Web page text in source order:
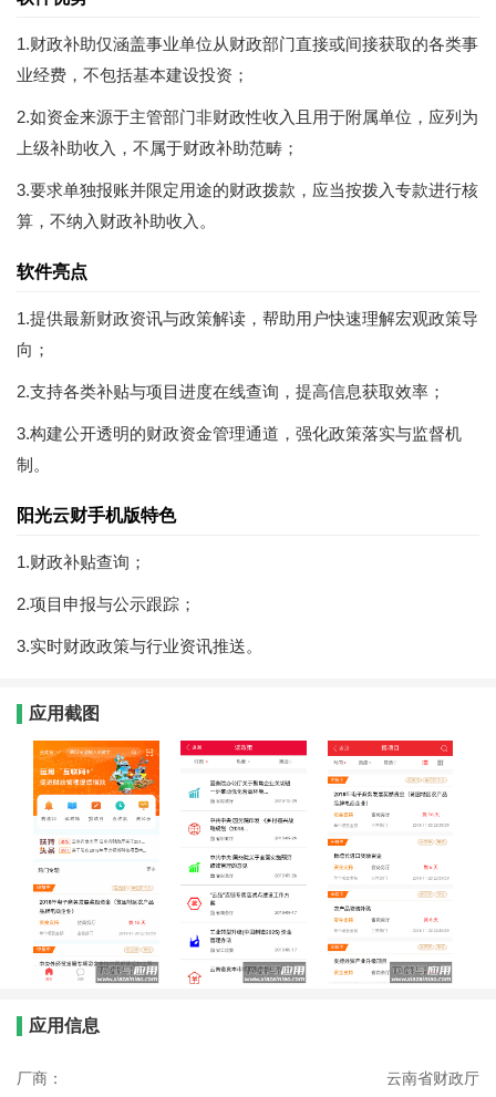
1.财政补助仅涵盖事业单位从财政部门直接或间接获取的各类事
业经费，不包括基本建设投资；
2.如资金来源于主管部门非财政性收入且用于附属单位，应列为
上级补助收入，不属于财政补助范畴；
3.要求单独报账并限定用途的财政拨款，应当按拨入专款进行核
算，不纳入财政补助收入。
软件亮点
1.提供最新财政资讯与政策解读，帮助用户快速理解宏观政策导
向；
2.支持各类补贴与项目进度在线查询，提高信息获取效率；
3.构建公开透明的财政资金管理通道，强化政策落实与监督机
制。
阳光云财手机版特色
1.财政补贴查询；
2.项目申报与公示跟踪；
3.实时财政政策与行业资讯推送。
应用截图
应用信息
厂商： 云南省财政厅